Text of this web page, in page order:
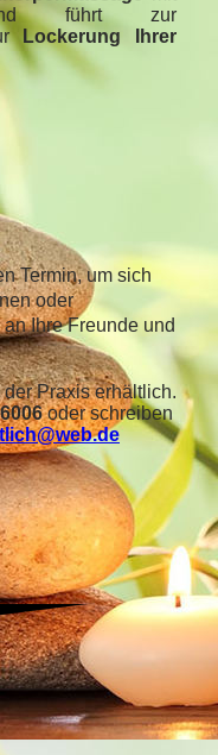
führt zur
Lockerung Ihrer
Termin, um sich
oder
an Ihre Freunde und
Praxis erhältlich.
oder schreiben